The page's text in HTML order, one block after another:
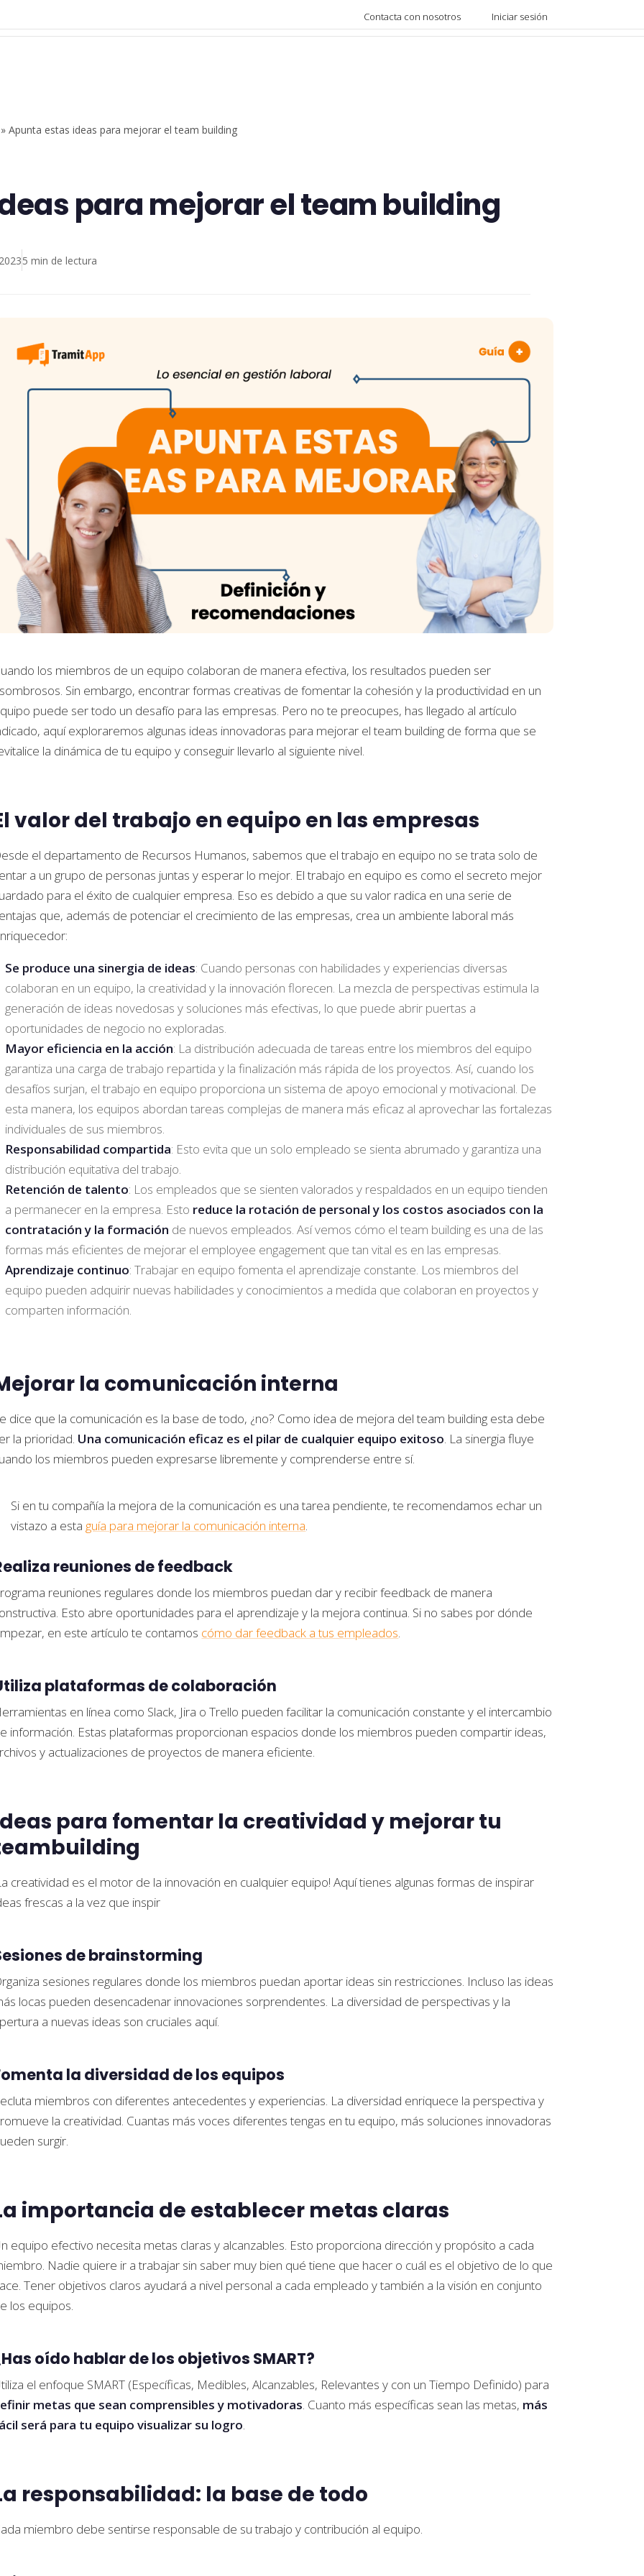
Contacta con nosotros Iniciar sesión
»Apunta estas ideas para mejorar el team building
para mejorar el team building
5 min de lectura
los miembros de un equipo colaboran de manera efectiva, los resultados pueden ser
Sin embargo, encontrar formas creativas de fomentar la cohesión y la productividad en un
puede ser todo un desafío para las empresas. Pero no te preocupes, has llegado al artículo
aquí exploraremos algunas ideas innovadoras para mejorar el team building de forma que se
la dinámica de tu equipo y conseguir llevarlo al siguiente nivel.
valor del trabajo en equipo en las empresas
el departamento de Recursos Humanos, sabemos que el trabajo en equipo no se trata solo de
a un grupo de personas juntas y esperar lo mejor. El trabajo en equipo es como el secreto mejor
para el éxito de cualquier empresa. Eso es debido a que su valor radica en una serie de
que, además de potenciar el crecimiento de las empresas, crea un ambiente laboral más
Se produce una sinergia de ideas: Cuando personas con habilidades y experiencias diversas
colaboran en un equipo, la creatividad y la innovación florecen. La mezcla de perspectivas estimula la
generación de ideas novedosas y soluciones más efectivas, lo que puede abrir puertas a
oportunidades de negocio no exploradas.
Mayor eficiencia en la acción: La distribución adecuada de tareas entre los miembros del equipo
garantiza una carga de trabajo repartida y la finalización más rápida de los proyectos. Así, cuando los
desafíos surjan, el trabajo en equipo proporciona un sistema de apoyo emocional y motivacional. De
esta manera, los equipos abordan tareas complejas de manera más eficaz al aprovechar las fortalezas
individuales de sus miembros.
Responsabilidad compartida: Esto evita que un solo empleado se sienta abrumado y garantiza una
distribución equitativa del trabajo.
Retención de talento: Los empleados que se sienten valorados y respaldados en un equipo tienden
a permanecer en la empresa. Esto reduce la rotación de personal y los costos asociados con la
contratación y la formación de nuevos empleados. Así vemos cómo el team building es una de las
formas más eficientes de mejorar el employee engagement que tan vital es en las empresas.
Aprendizaje continuo: Trabajar en equipo fomenta el aprendizaje constante. Los miembros del
equipo pueden adquirir nuevas habilidades y conocimientos a medida que colaboran en proyectos y
comparten información.
la comunicación interna
dice que la comunicación es la base de todo, ¿no? Como idea de mejora del team building esta debe
la prioridad. Una comunicación eficaz es el pilar de cualquier equipo exitoso. La sinergia fluye
los miembros pueden expresarse libremente y comprenderse entre sí.
Si en tu compañía la mejora de la comunicación es una tarea pendiente, te recomendamos echar un
vistazo a esta guía para mejorar la comunicación interna.
reuniones de feedback
reuniones regulares donde los miembros puedan dar y recibir feedback de manera
Esto abre oportunidades para el aprendizaje y la mejora continua. Si no sabes por dónde
en este artículo te contamos cómo dar feedback a tus empleados.
plataformas de colaboración
en línea como Slack, Jira o Trello pueden facilitar la comunicación constante y el intercambio
información. Estas plataformas proporcionan espacios donde los miembros pueden compartir ideas,
y actualizaciones de proyectos de manera eficiente.
para fomentar la creatividad y mejorar tu
creatividad es el motor de la innovación en cualquier equipo! Aquí tienes algunas formas de inspirar
frescas a la vez que inspir
de brainstorming
sesiones regulares donde los miembros puedan aportar ideas sin restricciones. Incluso las ideas
locas pueden desencadenar innovaciones sorprendentes. La diversidad de perspectivas y la
a nuevas ideas son cruciales aquí.
la diversidad de los equipos
miembros con diferentes antecedentes y experiencias. La diversidad enriquece la perspectiva y
la creatividad. Cuantas más voces diferentes tengas en tu equipo, más soluciones innovadoras
surgir.
importancia de establecer metas claras
equipo efectivo necesita metas claras y alcanzables. Esto proporciona dirección y propósito a cada
Nadie quiere ir a trabajar sin saber muy bien qué tiene que hacer o cuál es el objetivo de lo que
Tener objetivos claros ayudará a nivel personal a cada empleado y también a la visión en conjunto
los equipos.
oído hablar de los objetivos SMART?
el enfoque SMART (Específicas, Medibles, Alcanzables, Relevantes y con un Tiempo Definido) para
metas que sean comprensibles y motivadoras. Cuanto más específicas sean las metas, más
será para tu equipo visualizar su logro.
responsabilidad: la base de todo
miembro debe sentirse responsable de su trabajo y contribución al equipo.